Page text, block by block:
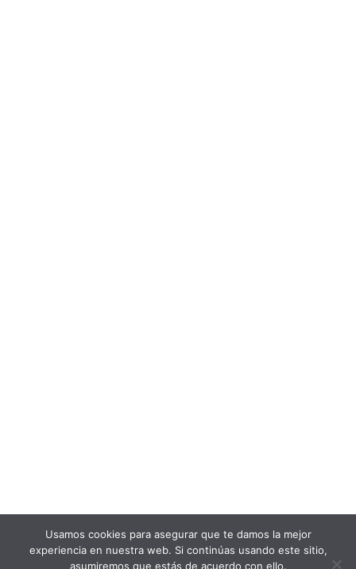
Usamos cookies para asegurar que te damos la mejor
experiencia en nuestra web. Si continúas usando este sitio,
asumiremos que estás de acuerdo con ello.